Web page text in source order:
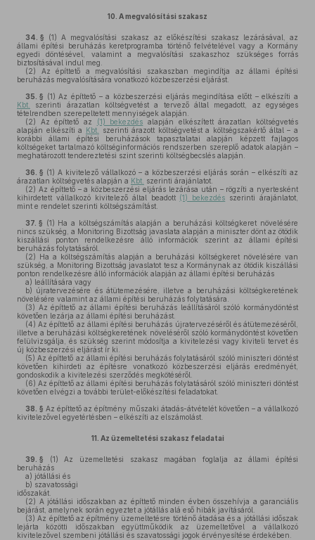
10. A megvalósítási szakasz
34. § (1) A megvalósítási szakasz az előkészítési szakasz lezárásával, az
állami építési beruházás keretprogramba történő felvételével vagy a Kormány
egyedi döntésével, valamint a megvalósítási szakaszhoz szükséges forrás
biztosításával indul meg.
(2) Az építtető a megvalósítási szakaszban megindítja az állami építési
beruházás megvalósítására vonatkozó közbeszerzési eljárást.
35. § (1) Az építtető – a közbeszerzési eljárás megindítása előtt – elkészíti a
Kbt.
szerinti árazatlan költségvetést a tervező által megadott, az egységes
tételrendben szerepeltetett mennyiségek alapján.
(2) Az építtető az (1) bekezdés alapján elkészített árazatlan költségvetés
alapján elkészíti a Kbt.
szerinti árazott költségvetést a költségszakértő által – a
korábbi állami építési beruházások tapasztalatai alapján képzett fajlagos
költségeket tartalmazó költséginformációs rendszerben szereplő adatok alapján –
meghatározott tendereztetési szint szerinti költségbecslés alapján.
36. § (1) A kivitelező vállalkozó – a közbeszerzési eljárás során – elkészíti az
árazatlan költségvetés alapján a Kbt. szerinti árajánlatot.
(2) Az építtető – a közbeszerzési eljárás lezárása után – rögzíti a nyertesként
kihirdetett vállalkozó kivitelező által beadott (1) bekezdés szerinti árajánlatot,
mint e rendelet szerinti költségszámítást.
37. § (1) Ha a költségszámítás alapján a beruházási költségkeret növelésére
nincs szükség, a Monitoring Bizottság javaslata alapján a miniszter dönt az ötödik
kiszállási ponton rendelkezésre álló információk szerint az állami építési
beruházás folytatásáról.
(2) Ha a költségszámítás alapján a beruházási költségkeret növelésére van
szükség, a Monitoring Bizottság javaslatot tesz a Kormánynak az ötödik kiszállási
ponton rendelkezésre álló információk alapján az állami építési beruházás
a) leállítására vagy
b) újratervezésére és átütemezésére, illetve a beruházási költségkeretének
növelésére valamint az állami építési beruházás folytatására.
(3) Az építtető az állami építési beruházás leállításáról szóló kormánydöntést
követően lezárja az állami építési beruházást.
(4) Az építtető az állami építési beruházás újratervezéséről és átütemezéséről,
illetve a beruházási költségkeretének növeléséről szóló kormánydöntést követően
felülvizsgálja, és szükség szerint módosítja a kivitelezési vagy kiviteli tervet és
új közbeszerzési eljárást ír ki.
(5) Az építtető az állami építési beruházás folytatásáról szóló miniszteri döntést
követően kihirdeti az építésre vonatkozó közbeszerzési eljárás eredményét,
gondoskodik a kivitelezési szerződés megkötéséről.
(6) Az építtető az állami építési beruházás folytatásáról szóló miniszteri döntést
követően elvégzi a további terület-előkészítési feladatokat.
38. § Az építtető az építmény műszaki átadás-átvételét követően – a vállalkozó
kivitelezővel egyetértésben – elkészíti az elszámolást.
11. Az üzemeltetési szakasz feladatai
39. § (1) Az üzemeltetési szakasz magában foglalja az állami építési
beruházás
a) jótállási és
b) szavatossági
időszakát.
(2) A jótállási időszakban az építtető minden évben összehívja a garanciális
bejárást, amelynek során egyeztet a jótállás alá eső hibák javításáról.
(3) Az építtető az építmény üzemeltetésre történő átadása és a jótállási időszak
lejárta közötti időszakban együttműködik az üzemeltetővel a vállalkozó
kivitelezővel szembeni jótállási és szavatossági jogok érvényesítése érdekében.